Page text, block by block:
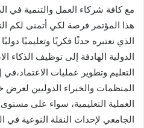
مع كافة شركاء العمل والتنمية في
هذا المؤتمر فرصة لكي أتمنى لكم
الذي نعتبره حدثًا فكريًا وتعليميًا
الدولية الهادفة إلى توظيف الذكاء
التعليم وتطوير عمليات
المنظمات والخبراء الدوليين لعرض
العملية التعليمية، سواء على مستوى
الجامعي لإحداث النقلة النوعية في